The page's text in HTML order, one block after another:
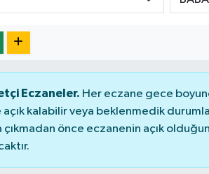
Eczaneler. Her eczane gece
kalabilir veya beklenmedik
önce eczanenin açık